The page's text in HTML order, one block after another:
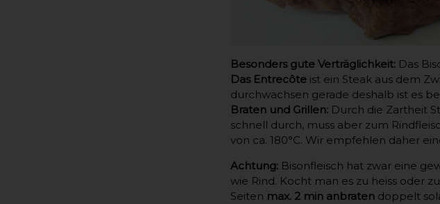
Besonders gute Verträglichkeit: Das
Das Entrecôte ist ein Steak aus dem
durchwachsen gerade deshalb ist es
Braten und Grillen: Durch die Zartheit
schnell durch, muss aber zum
von ca. 180°C. Wir empfehlen daher
Achtung: Bisonfleisch hat zwar eine
wie Rind. Kocht man es zu heiss oder
Seiten max. 2 min anbraten doppelt